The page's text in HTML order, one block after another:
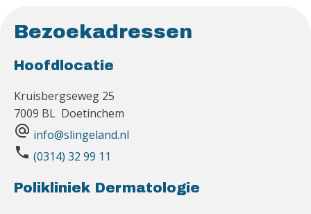
Bezoekadressen
Hoofdlocatie
Kruisbergseweg 25
7009 BL Doetinchem
alternate_email info@slingeland.nl
phone (0314) 32 99 11
Polikliniek Dermatologie